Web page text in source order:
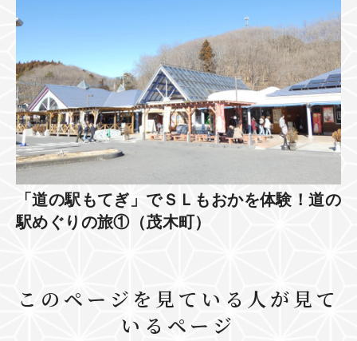
「道の駅もてぎ」でＳＬもおかを体験！道の
駅めぐりの旅①（茂木町）
このページを見ている人が見て
いるページ